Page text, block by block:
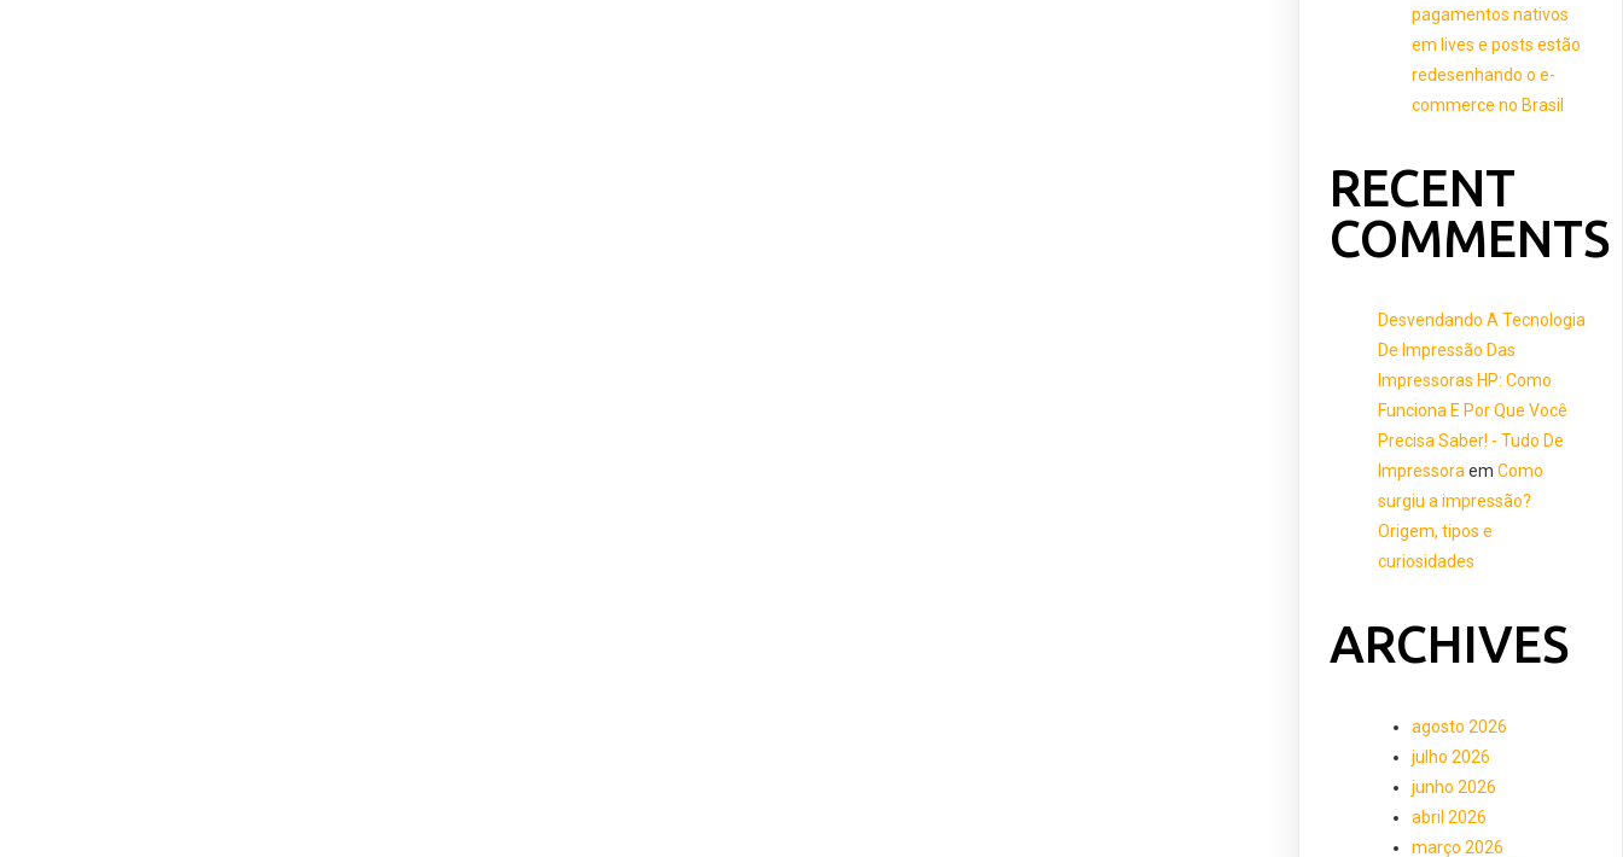
pagamentos nativos
em lives e posts estão
redesenhando o e-
commerce no Brasil
RECENT
COMMENTS
Desvendando A Tecnologia
De Impressão Das
Impressoras HP: Como
Funciona E Por Que Você
Precisa Saber! - Tudo De
ImpressoraemComo
surgiu a impressão?
Origem, tipos e
curiosidades
ARCHIVES
agosto 2026
julho 2026
junho 2026
abril 2026
março 2026